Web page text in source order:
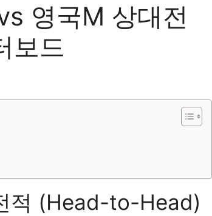
영국M 상대전
보드
적 (Head-to-Head)